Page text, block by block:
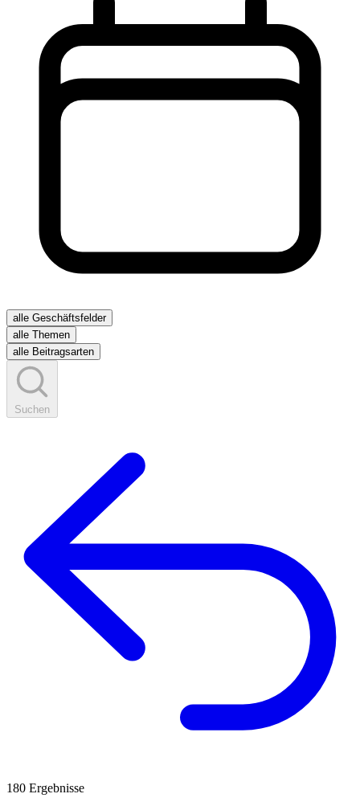
alle Geschäftsfelder
alle Themen
alle Beitragsarten
Suchen
180 Ergebnisse